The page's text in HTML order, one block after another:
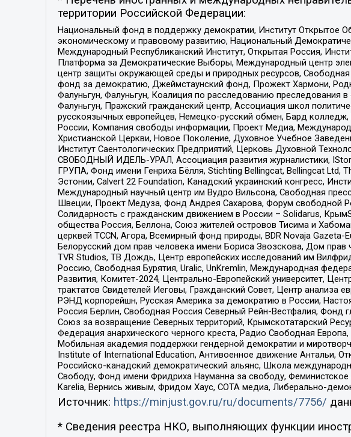
территории Российской Федерации:
Национальный фонд в поддержку демократии, Институт Открытое
экономическому и правовому развитию, Национальный
Международный Республиканский Институт, Открытая Россия,
Платформа за Демократические Выборы, Международный центр
центр защиты окружающей среды и природных ресурсов, Свободная
фонд за демократию, Джеймстаунский фонд, Прожект Хармони,
Фалуньгун, Фалуньгун, Коалиция по расследованию преследования
Фалуньгун, Пражский гражданский центр, Ассоциация школ
русскоязычных европейцев, Немецко-русский обмен, Бард
России, Компания свободы информации, Проект Медиа,
Христианской Церкви, Новое Поколение, Духовное Учебное
Институт Саентологических Предприятий, Церковь Духовной
СВОБОДНЫЙ ИДЕЛЬ-УРАЛ, Ассоциация развития журналистики,
ГРУПА, Фонд имени Генриха Бёлля, Stichting Bellingcat, Bellingcat Ltd,
Эстонии, Calvert 22 Foundation, Канадский украинский конгресс,
Международный научный центр им Вудро Вильсона, Свободная
Швеции, Проект Медуза, Фонд Андрея Сахарова, Форум свободной
Солидарность с гражданским движением в России – Solidarus,
общества Россия, Беллона, Союз жителей островов Тисима и
церквей TCCN, Агора, Всемирный фонд природы, BDR Novaja
Белорусский дом прав человека имени Бориса Звозскова, Дом
TVR Studios, ТВ Дождь, Центр европейских исследований им
Россию, Свободная Бурятия, Uralic, UnKremlin, Международная
Развития, Комитет-2024, Центрально-Европейский университет,
трактатов Свидетелей Иеговы, Гражданский Совет, Центр анализа
РЭНД корпорейшн, Русская Америка за демократию в России,
Россия Берлин, Свободная Россия Северный Рейн-Вестфалия, Фонд
Союз за возвращение Северных территорий, Крымскотатарский
Федерация анархического черного креста, Радио Свободная
Мобильная академия поддержки гендерной демократии и
Institute of International Education, Антивоенное движение Антальи,
Российско-канадский демократический альянс, Школа
Свободу, Фонд имени Фридриха Науманна за свободу,
Karelia, Вернись живым, Фридом Хаус, СОТА медиа, Либерально-
Источник: https://minjust.gov.ru/ru/documents/7756/
* Сведения реестра НКО, выполняющих функции